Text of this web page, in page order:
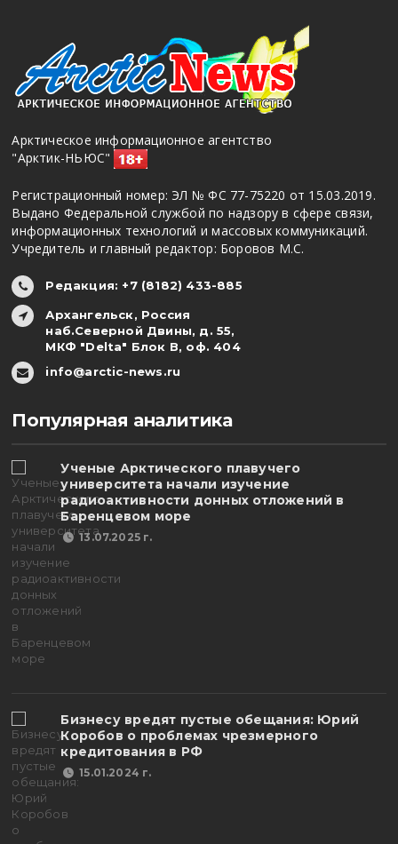
Арктическое информационное агентство
"Арктик-НЬЮС"
Регистрационный номер: ЭЛ № ФС 77-75220 от 15.03.2019.
Выдано Федеральной службой по надзору в сфере связи,
информационных технологий и массовых коммуникаций.
Учредитель и главный редактор: Боровов М.С.
Редакция: +7 (8182) 433-885
Архангельск, Россия
наб.Северной Двины, д. 55,
МКФ "Delta" Блок В, оф. 404
info@arctic-news.ru
Популярная аналитика
Ученые Арктического плавучего
университета начали изучение
радиоактивности донных отложений в
Баренцевом море
13.07.2025 г.
Бизнесу вредят пустые обещания: Юрий
Коробов о проблемах чрезмерного
кредитования в РФ
15.01.2024 г.